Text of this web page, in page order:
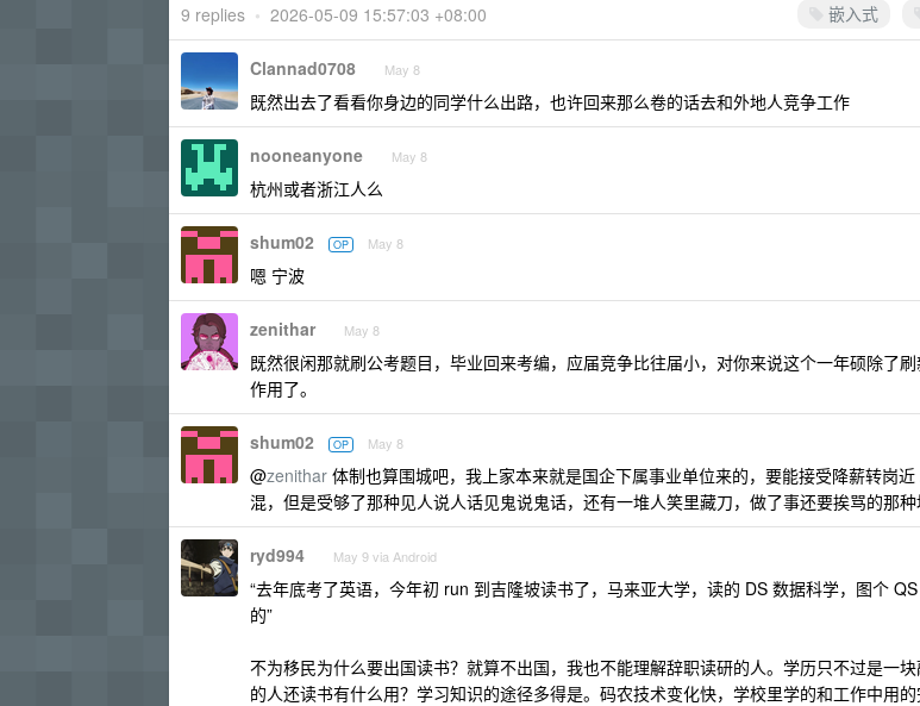
嵌入式
9 replies • 2026-05-09 15:57:03 +08:00
Clannad0708 May 8
既然出去了看看你身边的同学什么出路，也许回来那么卷的话去和外地人竞争工作
nooneanyone May 8
杭州或者浙江人么
shum02 OP May 8
嗯 宁波
zenithar May 8
既然很闲那就刷公考题目，毕业回来考编，应届竞争比往届小，对你来说这个一年硕除了
作用了。
shum02 OP May 8
@zenithar 体制也算围城吧，我上家本来就是国企下属事业单位来的，要能接受降薪转岗
混，但是受够了那种见人说人话见鬼说鬼话，还有一堆人笑里藏刀，做了事还要挨骂的那种
ryd994 May 9 via Android
“去年底考了英语，今年初 run 到吉隆坡读书了，马来亚大学，读的 DS 数据科学，图个
的”
不为移民为什么要出国读书？就算不出国，我也不能理解辞职读研的人。学历只不过是一
的人还读书有什么用？学习知识的途径多得是。码农技术变化快，学校里学的和工作中用